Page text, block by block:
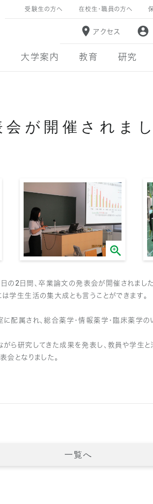
受験生の方へ 在校生・職員の方へ
アクセス
大学案内 教育 研究
が開催されま
の2日間、卒業論文の発表会が開催されました
学生生活の集大成とも言うことができます。
配属され、総合薬学・情報薬学・臨床薬学の
ら研究してきた成果を発表し、教員や学生
会となりました。
一覧へ